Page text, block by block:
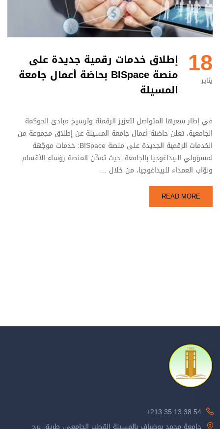
18
يناير
إطلاق خدمات رقمية جديدة على
منصة BISpace بحاضة أعمال جامعة
المسيلة
في إطار سعيها المتواصل لتعزيز الرقمنة وترسيخ مبادئ الحوكمة
الجامعية، تعلن حاضنة أعمال جامعة المسيلة عن إطلاق مجموعة من
الخدمات الرقمية الجديدة على منصة BISpace: خدمات موجّهة
لمسؤولي البيداغوجيا بالجامعة: حيث تمكّن المنصة رؤساء الأقسام
ونوّاب العمداء للبيداغوجيا، من خلال …
READ MORE
213.35.13.38.54+